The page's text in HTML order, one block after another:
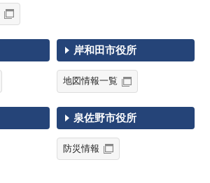
岸和田市役所
地図情報一覧
泉佐野市役所
防災情報